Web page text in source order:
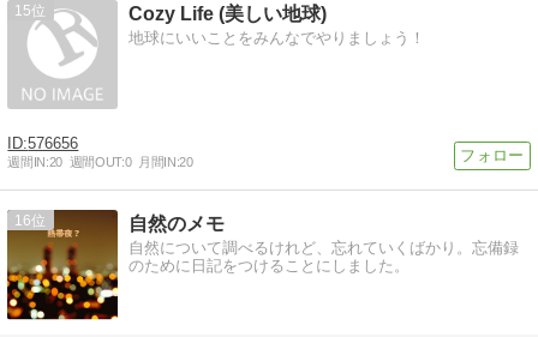
15 Cozy Life (美しい地球)
地球にいいことをみんなでやりましょう！
576656
週間IN:20 週間OUT:0 月間IN:20
16 自然のメモ
自然について調べるけれど、忘れていくばかり。忘備録
のために日記をつけることにしました。